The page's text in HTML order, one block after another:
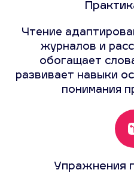
Чтение
журналов и
обогащает
развивает навыки
понимания
Упражнения